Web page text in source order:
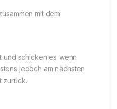
mit dem
und schicken es wenn
jedoch am nächsten
zurück.